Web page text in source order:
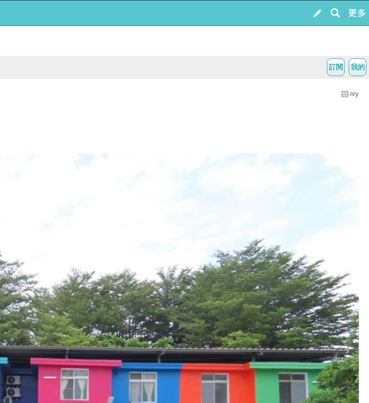
我的
訂閱
ivy